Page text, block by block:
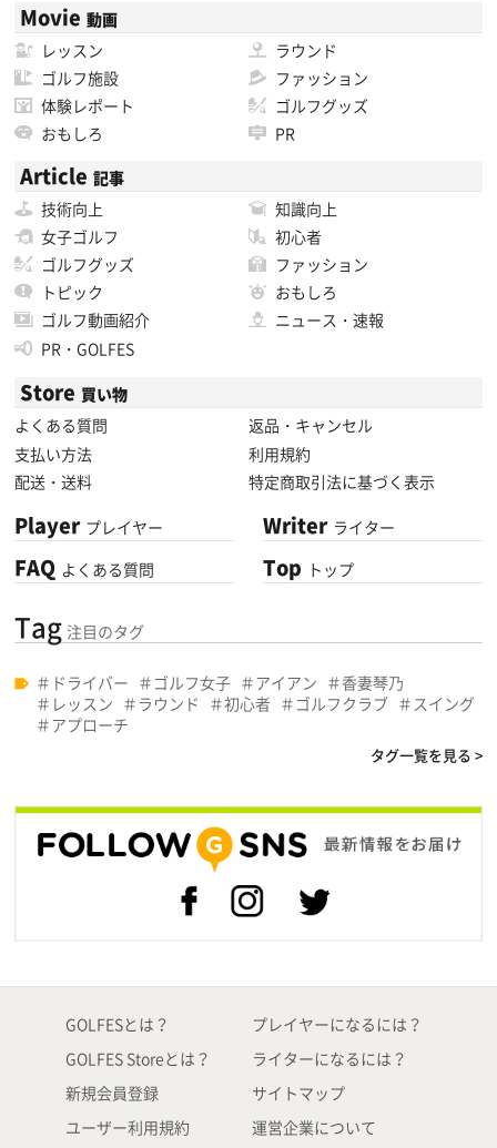
Movie 動画
レッスン
ラウンド
ゴルフ施設
ファッション
体験レポート
ゴルフグッズ
おもしろ
PR
Article 記事
技術向上
知識向上
女子ゴルフ
初心者
ゴルフグッズ
ファッション
トピック
おもしろ
ゴルフ動画紹介
ニュース・速報
PR・GOLFES
Store 買い物
よくある質問
返品・キャンセル
支払い方法
利用規約
配送・送料
特定商取引法に基づく表示
Player プレイヤー
FAQ よくある質問
Writer ライター
Top トップ
Tag 注目のタグ
ドライバー ゴルフ女子 アイアン
香妻琴乃
レッスン
ラウンド 初心者 ゴルフクラブ
スイング
アプローチ
タグ一覧を見る >
GOLFESとは？
GOLFES Storeとは？
新規会員登録
ユーザー利用規約
プレイヤーになるには？
ライターになるには？
サイトマップ
運営企業について